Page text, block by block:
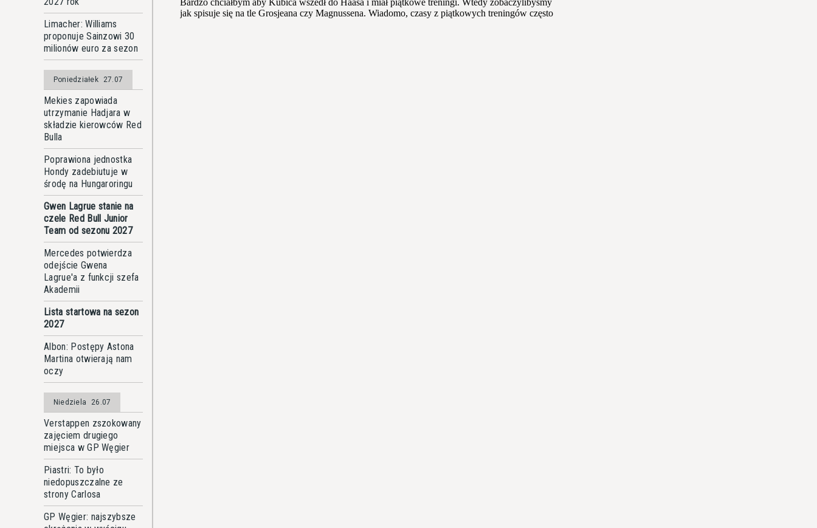
Limacher: Williams
proponuje Sainzowi 30
milionów euro za sezon
Poniedziałek 27.07
Mekies zapowiada
utrzymanie Hadjara w
składzie kierowców Red
Bulla
Poprawiona jednostka
Hondy zadebiutuje w
środę na Hungaroringu
Gwen Lagrue stanie na
czele Red Bull Junior
Team od sezonu 2027
Mercedes potwierdza
odejście Gwena
Lagrue'a z funkcji szefa
Akademii
Lista startowa na sezon
2027
Albon: Postępy Astona
Martina otwierają nam
oczy
Niedziela 26.07
Verstappen zszokowany
zajęciem drugiego
miejsca w GP Węgier
Piastri: To było
niedopuszczalne ze
strony Carlosa
GP Węgier: najszybsze